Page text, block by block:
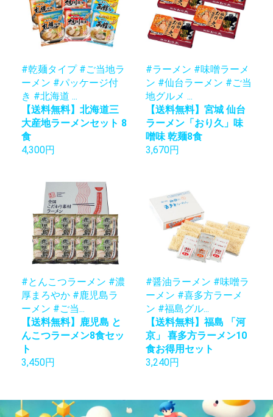
#乾麺タイプ #ご当地ラ
ーメン #パッケージ付
き #北海道 ...
【送料無料】北海道三
大産地ラーメンセット 8
食
4,300円
#ラーメン #味噌ラーメ
ン #仙台ラーメン #ご当
地グルメ ...
【送料無料】宮城 仙台
ラーメン「おり久」味
噌味 乾麺8食
3,670円
#とんこつラーメン #濃
厚まろやか #鹿児島ラ
ーメン #ご当...
【送料無料】鹿児島 と
んこつラーメン8食セッ
ト
3,450円
#醤油ラーメン #味噌ラ
ーメン #喜多方ラーメ
ン #福島グル...
【送料無料】福島 「河
京」 喜多方ラーメン10
食お得用セット
3,240円